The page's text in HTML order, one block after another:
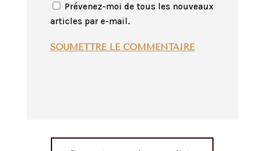
Prévenez-moi de tous les nouveaux
articles par e-mail.
SOUMETTRE LE COMMENTAIRE